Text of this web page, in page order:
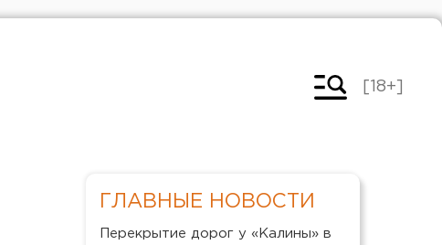
[18+]
ГЛАВНЫЕ НОВОСТИ
Перекрытие дорог у «Калины» в